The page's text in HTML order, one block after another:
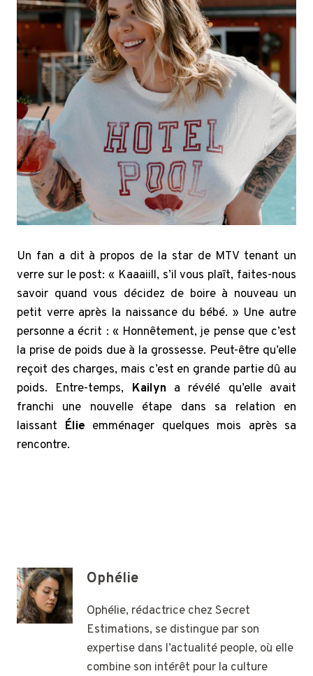
Un fan a dit à propos de la star de MTV tenant un
verre sur le post: « Kaaaiill, s’il vous plaît, faites-nous
savoir quand vous décidez de boire à nouveau un
petit verre après la naissance du bébé. » Une autre
personne a écrit : « Honnêtement, je pense que c’est
la prise de poids due à la grossesse. Peut-être qu’elle
reçoit des charges, mais c’est en grande partie dû au
poids. Entre-temps, Kailyna révélé qu’elle avait
franchi une nouvelle étape dans sa relation en
laissant Élie emménager quelques mois après sa
rencontre.
Ophélie
Ophélie, rédactrice chez Secret
Estimations, se distingue par son
expertise dans l’actualité people, où elle
combine son intérêt pour la culture